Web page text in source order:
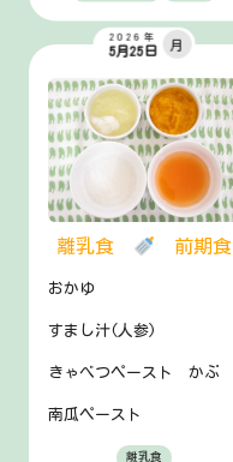
離乳食 前期食
2026年
5月25日
月
おかゆ
すまし汁(人参)
きゃべつペースト かぶ
南瓜ペースト
離乳食